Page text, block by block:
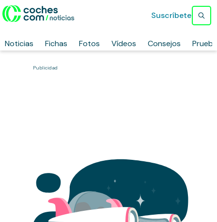
Noticias Fichas Fotos Vídeos Consejos
Suscríbete
Publicidad